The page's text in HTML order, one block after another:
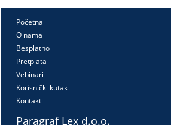
Početna
O nama
Besplatno
Pretplata
Vebinari
Korisnički kutak
Kontakt
Paragraf Lex d.o.o.